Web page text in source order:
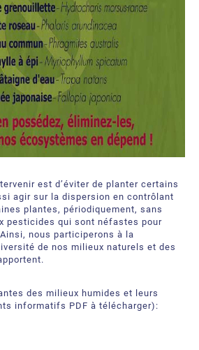
est d’éviter de planter certains
agir sur la dispersion en contrôlant
plantes, périodiquement, sans
pesticides qui sont néfastes pour
nous participerons à la
de nos milieux naturels et des
des milieux humides et leurs
informatifs PDF à télécharger):